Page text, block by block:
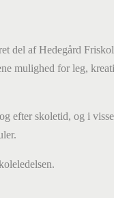
del af Hedegård
mulighed for leg,
efter skoletid, og i